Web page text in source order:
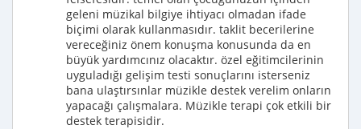
geleni müzikal bilgiye ihtiyacı olmadan ifade
biçimi olarak kullanmasıdır. taklit becerilerine
vereceğiniz önem konuşma konusunda da en
büyük yardımcınız olacaktır. özel eğitimcilerinin
uyguladığı gelişim testi sonuçlarını isterseniz
bana ulaştırsınlar müzikle destek verelim onların
yapacağı çalışmalara. Müzikle terapi çok etkili bir
destek terapisidir.